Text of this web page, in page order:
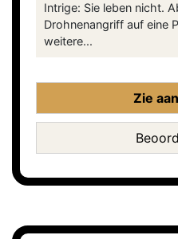
Intrige: Sie leben nicht.
Drohnenangriff auf eine
weitere...
Zie